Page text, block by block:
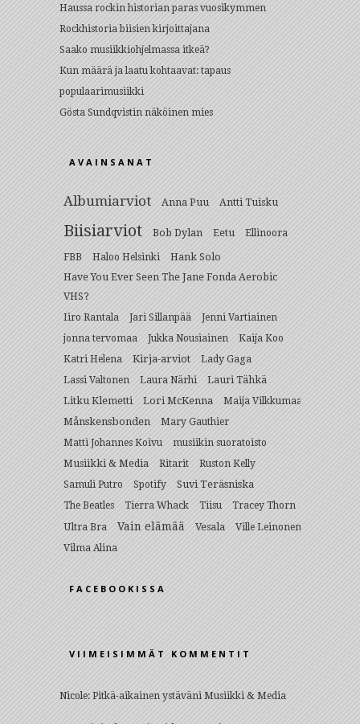
Haussa rockin historian paras vuosikymmen
Rockhistoria biisien kirjoittajana
Saako musiikkiohjelmassa itkeä?
Kun määrä ja laatu kohtaavat: tapaus
populaarimusiikki
Gösta Sundqvistin näköinen mies
AVAINSANAT
Albumiarviot Anna Puu Antti Tuisku
Biisiarviot Bob Dylan Eetu Ellinoora
FBB Haloo Helsinki
Hank Solo
Have You Ever Seen The Jane Fonda Aerobic
VHS?
Iiro Rantala Jari Sillanpää
Jenni Vartiainen
jonna tervomaa
Jukka Nousiainen
Kaija Koo
Katri Helena
Kirja-arviot Lady Gaga
Lassi Valtonen Laura Närhi
Lauri Tähkä
Litku Klemetti
Lori McKenna Maija Vilkkumaa
Månskensbonden
Mary Gauthier
Matti Johannes Koivu
musiikin suoratoisto
Musiikki & Media Ritarit
Ruston Kelly
Samuli Putro
Spotify Suvi Teräsniska
The Beatles Tierra Whack Tiisu Tracey Thorn
Ultra Bra Vain elämää Vesala
Ville Leinonen
Vilma Alina
FACEBOOKISSA
VIIMEISIMMÄT KOMMENTIT
Nicole: Pitkä-aikainen ystäväni Musiikki & Media